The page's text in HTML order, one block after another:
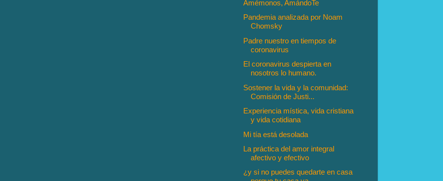
Amémonos, AmándoTe
Pandemia analizada por Noam
Chomsky
Padre nuestro en tiempos de
coronavirus
El coronavirus despierta en
nosotros lo humano.
Sostener la vida y la comunidad:
Comisión de Justi...
Experiencia mística, vida cristiana
y vida cotidiana
Mi tía está desolada
La práctica del amor integral
afectivo y efectivo
¿y si no puedes quedarte en casa